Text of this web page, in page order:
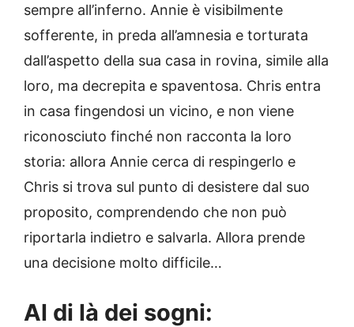
sempre all’inferno. Annie è visibilmente
sofferente, in preda all’amnesia e torturata
dall’aspetto della sua casa in rovina, simile alla
loro, ma decrepita e spaventosa. Chris entra
in casa fingendosi un vicino, e non viene
riconosciuto finché non racconta la loro
storia: allora Annie cerca di respingerlo e
Chris si trova sul punto di desistere dal suo
proposito, comprendendo che non può
riportarla indietro e salvarla. Allora prende
una decisione molto difficile…
Al di là dei sogni: